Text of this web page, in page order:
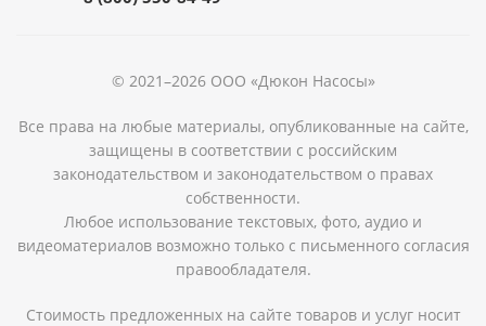
© 2021–2026 ООО «Дюкон Насосы»
Все права на любые материалы, опубликованные на сайте,
защищены в соответствии с российским
законодательством и законодательством о правах
собственности.
Любое использование текстовых, фото, аудио и
видеоматериалов возможно только с письменного согласия
правообладателя.
Стоимость предложенных на сайте товаров и услуг носит